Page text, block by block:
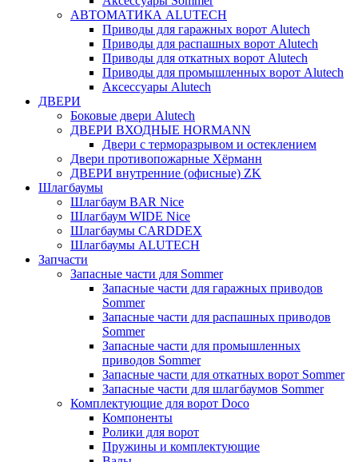
АВТОМАТИКА ALUTECH
Приводы для гаражных ворот Alutech
Приводы для распашных ворот Alutech
Приводы для откатных ворот Alutech
Приводы для промышленных ворот Alutech
Аксессуары Alutech
ДВЕРИ
Боковые двери Alutech
ДВЕРИ ВХОДНЫЕ HORMANN
Двери с терморазрывом и остеклением
Двери противопожарные Хёрманн
ДВЕРИ внутренние (офисные) ZK
Шлагбаумы
Шлагбаум BAR Nice
Шлагбаум WIDE Nice
Шлагбаумы CARDDEX
Шлагбаумы ALUTECH
Запчасти
Запасные части для Sommer
Запасные части для гаражных приводов
Sommer
Запасные части для распашных приводов
Sommer
Запасные части для промышленных
приводов Sommer
Запасные части для откатных ворот Sommer
Запасные части для шлагбаумов Sommer
Комплектующие для ворот Doco
Компоненты
Ролики для ворот
Пружины и комплектующие